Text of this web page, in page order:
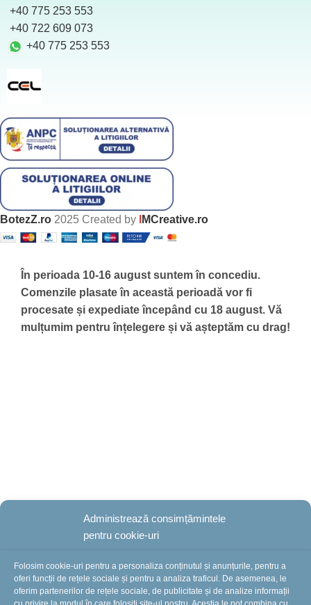
Administrează consimțămintele
pentru cookie-uri
Folosim cookie-uri pentru a personaliza conținutul și anunțurile, pentru a
oferi funcții de rețele sociale și pentru a analiza traficul. De asemenea, le
oferim partenerilor de rețele sociale, de publicitate și de analize informații
+40 775 253 553
‪ +40 722 609 073
+40 775 253 553
BotezZ.ro 2025 Created by MCreative.ro